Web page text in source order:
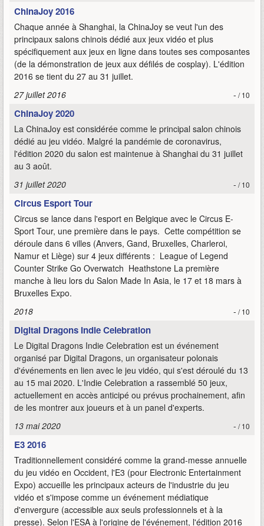
ChinaJoy 2016
Chaque année à Shanghai, la ChinaJoy se veut l'un des
principaux salons chinois dédié aux jeux vidéo et plus
spécifiquement aux jeux en ligne dans toutes ses composantes
(de la démonstration de jeux aux défilés de cosplay). L'édition
2016 se tient du 27 au 31 juillet.
27 juillet 2016
- / 10
ChinaJoy 2020
La ChinaJoy est considérée comme le principal salon chinois
dédié au jeu vidéo. Malgré la pandémie de coronavirus,
l'édition 2020 du salon est maintenue à Shanghai du 31 juillet
au 3 août.
31 juillet 2020
- / 10
Circus Esport Tour
Circus se lance dans l'esport en Belgique avec le Circus E-
Sport Tour, une première dans le pays. Cette compétition se
déroule dans 6 villes (Anvers, Gand, Bruxelles, Charleroi,
Namur et Liège) sur 4 jeux différents : League of Legend
Counter Strike Go Overwatch Heathstone La première
manche à lieu lors du Salon Made In Asia, le 17 et 18 mars à
Bruxelles Expo.
2018
- / 10
Digital Dragons Indie Celebration
Le Digital Dragons Indie Celebration est un événement
organisé par Digital Dragons, un organisateur polonais
d'événements en lien avec le jeu vidéo, qui s'est déroulé du 13
au 15 mai 2020. L'Indie Celebration a rassemblé 50 jeux,
actuellement en accès anticipé ou prévus prochainement, afin
de les montrer aux joueurs et à un panel d'experts.
13 mai 2020
- / 10
E3 2016
Traditionnellement considéré comme la grand-messe annuelle
du jeu vidéo en Occident, l'E3 (pour Electronic Entertainment
Expo) accueille les principaux acteurs de l'industrie du jeu
vidéo et s'impose comme un événement médiatique
d'envergure (accessible aux seuls professionnels et à la
presse). Selon l'ESA à l'origine de l'événement, l'édition 2016